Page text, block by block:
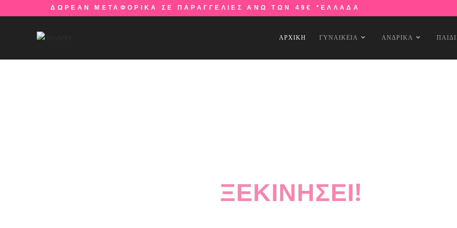
ΔΩΡΕΑΝ ΜΕΤΑΦΟΡΙΚΑ ΣΕ ΠΑΡΑΓΓΕΛΙΕΣ ΑΝΩ ΤΩΝ 49€ *ΕΛΛΑΔΑ
ΑΡΧΙΚΗ ΓΥΝΑΙΚΕΙΑ ΑΝΔΡΙΚΑ
ΞΕΚΙΝΗΣΕΙ!